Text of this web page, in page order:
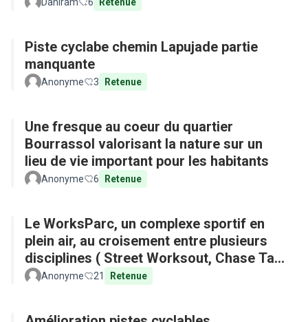
Piste cyclabe chemin Lapujade partie
manquante
Anonyme 3 Retenue
Une fresque au coeur du quartier
Bourrassol valorisant la nature sur un
lieu de vie important pour les habitants
Anonyme 6 Retenue
Le WorksParc, un complexe sportif en
plein air, au croisement entre plusieurs
disciplines ( Street Worksout, Chase Tag,
Parkour)
Anonyme 21 Retenue